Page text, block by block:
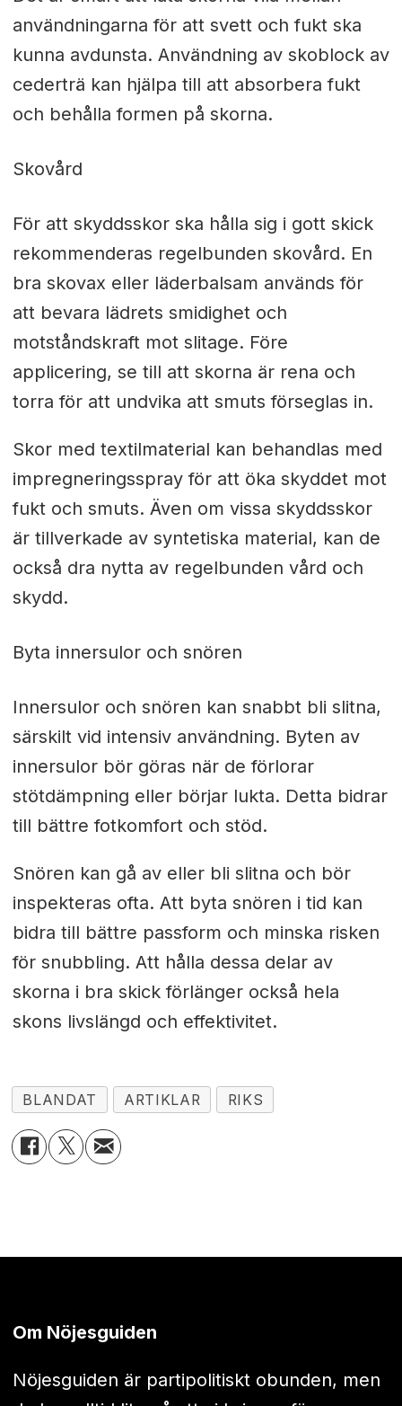
användningarna för att svett och fukt ska
kunna avdunsta. Användning av skoblock av
cederträ kan hjälpa till att absorbera fukt
och behålla formen på skorna.
Skovård
För att skyddsskor ska hålla sig i gott skick
rekommenderas regelbunden skovård. En
bra skovax eller läderbalsam används för
att bevara lädrets smidighet och
motståndskraft mot slitage. Före
applicering, se till att skorna är rena och
torra för att undvika att smuts förseglas in.
Skor med textilmaterial kan behandlas med
impregneringsspray för att öka skyddet mot
fukt och smuts. Även om vissa skyddsskor
är tillverkade av syntetiska material, kan de
också dra nytta av regelbunden vård och
skydd.
Byta innersulor och snören
Innersulor och snören kan snabbt bli slitna,
särskilt vid intensiv användning. Byten av
innersulor bör göras när de förlorar
stötdämpning eller börjar lukta. Detta bidrar
till bättre fotkomfort och stöd.
Snören kan gå av eller bli slitna och bör
inspekteras ofta. Att byta snören i tid kan
bidra till bättre passform och minska risken
för snubbling. Att hålla dessa delar av
skorna i bra skick förlänger också hela
skons livslängd och effektivitet.
BLANDAT ARTIKLAR RIKS
Om Nöjesguiden
Nöjesguiden är partipolitiskt obunden, men